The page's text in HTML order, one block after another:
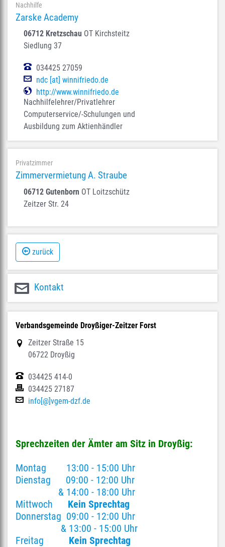
Nachhilfe
Zarske Academy
06712 Kretzschau OT Kirchsteitz
Siedlung 37
034425 27059
ndc [at] winnifriedo.de
http://www.winnifriedo.de
Nachhilfelehrer/Privatlehrer
Computerservice/-Schulungen und
Ausbildung zum Aktienhändler
Privatzimmer
Zimmervermietung A. Straube
06712 Gutenborn OT Loitzschütz
Zeitzer Str. 24
zurück
Kontakt
Verbandsgemeinde Droyßiger-Zeitzer Forst
Zeitzer Straße 15
06722 Droyßig
034425 414-0
034425 27187
info[@]vgem-dzf.de
Sprechzeiten der Ämter am Sitz in Droyßig:
Montag 13:00 - 15:00 Uhr
Dienstag 09:00 - 12:00 Uhr
& 14:00 - 18:00 Uhr
Mittwoch Kein Sprechtag
Donnerstag 09:00 - 12:00 Uhr
& 13:00 - 15:00 Uhr
Freitag Kein Sprechtag